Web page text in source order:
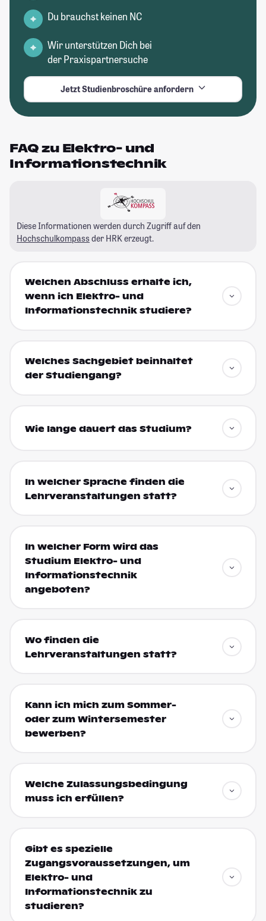
Du brauchst keinen NC
Wir unterstützen Dich bei
der Praxispartnersuche
Jetzt Studienbroschüre anfordern
FAQ zu Elektro- und
Informationstechnik
Diese Informationen werden durch Zugriff auf den
Hochschulkompass der HRK erzeugt.
Welchen Abschluss erhalte ich,
wenn ich Elektro- und
Informationstechnik studiere?
Welches Sachgebiet beinhaltet
der Studiengang?
Wie lange dauert das Studium?
In welcher Sprache finden die
Lehrveranstaltungen statt?
In welcher Form wird das
Studium Elektro- und
Informationstechnik
angeboten?
Wo finden die
Lehrveranstaltungen statt?
Kann ich mich zum Sommer-
oder zum Wintersemester
bewerben?
Welche Zulassungsbedingung
muss ich erfüllen?
Gibt es spezielle
Zugangsvoraussetzungen, um
Elektro- und
Informationstechnik zu
studieren?